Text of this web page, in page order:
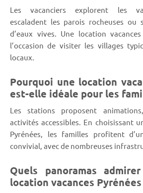
Les vacanciers explorent les
escaladent les parois rocheuses ou
d’eaux vives. Une location
l’occasion de visiter les villages
locaux.
Pourquoi une location
est-elle idéale pour les
Les stations proposent
activités accessibles. En choisissant
Pyrénées, les familles profitent
convivial, avec de nombreuses
Quels panoramas
location vacances Pyrénées